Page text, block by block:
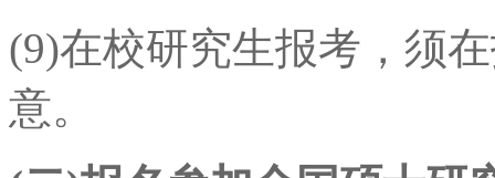
(9)在校研究生报考，须
意。